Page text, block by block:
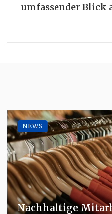
umfassender Blick
Nachhaltige
NEWS